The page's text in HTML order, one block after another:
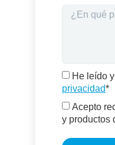
He leído
privacidad*
Acepto
y productos